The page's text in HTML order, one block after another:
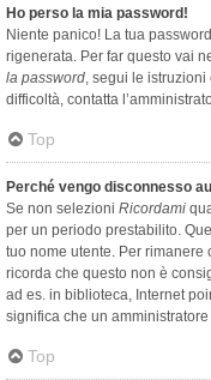
Ho perso la mia password!
Niente panico! La tua
rigenerata. Per far questo vai
la password, segui le
difficoltà, contatta
Top
Perché vengo disconnesso
Se non selezioni Ricordami
per un periodo prestabilito.
tuo nome utente. Per rimanere
ricorda che questo non è
ad es. in biblioteca, Internet
significa che un
Top